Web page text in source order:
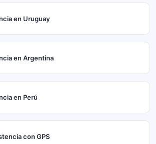
en Uruguay
en Argentina
en Perú
con GPS